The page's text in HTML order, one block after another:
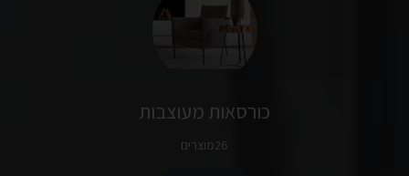
כורסאות מעוצבות
26מוצרים